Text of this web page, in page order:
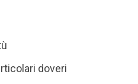
doveri